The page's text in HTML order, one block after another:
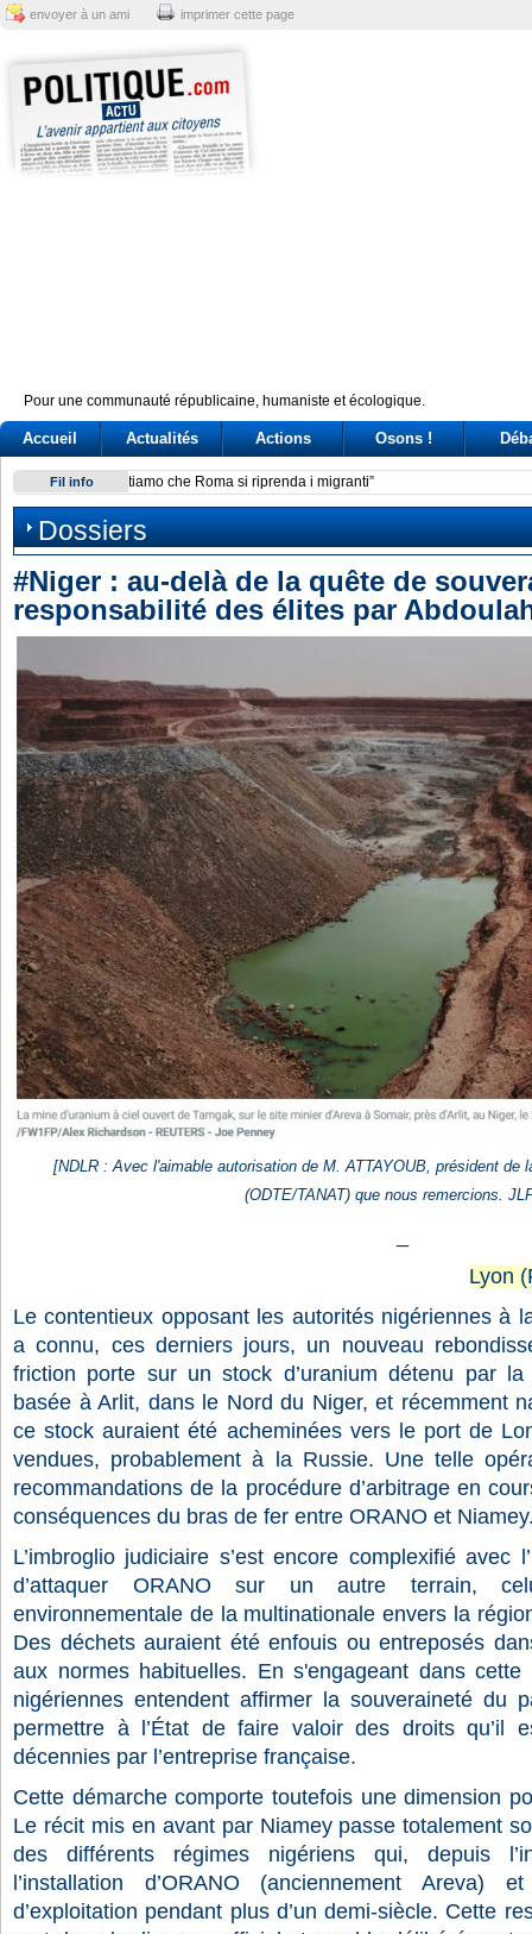
envoyer à un ami imprimer cette page
Pour une communauté républicaine, humaniste et écologique.
Accueil Actualités Actions Osons !
Fil info Giuseppe Conte, un’«agenda» per la leadership (ma il
Dossiers
#Niger : au-delà de la quête de
responsabilité des élites par
[NDLR : Avec l'aimable autorisation de M. ATTAYOUB, président de
(ODTE/TANAT) que nous remercions.
Lyon
Le contentieux opposant les autorités nigériennes à
a connu, ces derniers jours, un nouveau
friction porte sur un stock d’uranium détenu par la
basée à Arlit, dans le Nord du Niger, et récemment
ce stock auraient été acheminées vers le port de
vendues, probablement à la Russie. Une telle
recommandations de la procédure d’arbitrage en
conséquences du bras de fer entre ORANO et
L’imbroglio judiciaire s’est encore complexifié avec
d’attaquer ORANO sur un autre terrain,
environnementale de la multinationale envers la
Des déchets auraient été enfouis ou entreposés
aux normes habituelles. En s'engageant dans cette
nigériennes entendent affirmer la souveraineté du
permettre à l’État de faire valoir des droits qu’il
décennies par l’entreprise française.
Cette démarche comporte toutefois une dimension
Le récit mis en avant par Niamey passe totalement
des différents régimes nigériens qui, depuis
l’installation d’ORANO (anciennement Areva)
d’exploitation pendant plus d’un demi-siècle. Cette